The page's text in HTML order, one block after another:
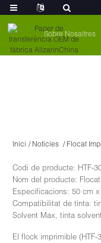
Sobre Nosaltres
Inici Notícies Flocat
Codi de producte: HTF-
Nom del producte:
Especificacions: 50 cm
Compatibilitat de tinta:
Solvent Max, tinta
El flock imprimible